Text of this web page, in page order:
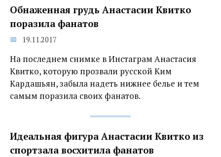
Обнаженная грудь Анастасии Квитко
поразила фанатов
19.11.2017
На последнем снимке в Инстаграм Анастасия
Квитко, которую прозвали русской Ким
Кардашьян, забыла надеть нижнее белье и тем
самым поразила своих фанатов.
Идеальная фигура Анастасии Квитко из
спортзала восхитила фанатов